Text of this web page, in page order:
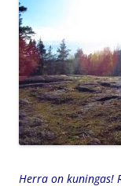
Herra on kuningas!